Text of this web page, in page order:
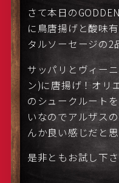
さて本日の
に鳥唐揚げと酸味
タルソーセージの2
サッパリとヴィー
ン)に唐揚げ！オリ
のシュークルート
いなのでアルザス
んか良い感じだと
是非ともお試し下さ